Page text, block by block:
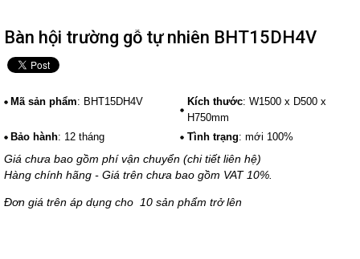
Bàn hội trường gỗ tự nhiên BHT15DH4V
Mã sản phẩm: BHT15DH4V Kích thước: W1500 x D500 x
H750mm
Bảo hành: 12 tháng Tình trạng: mới 100%
Giá chưa bao gồm phí vận chuyển (chi tiết liên hệ)
Hàng chính hãng - Giá trên chưa bao gồm VAT 10%.
Đơn giá trên áp dụng cho 10 sản phẩm trở lên